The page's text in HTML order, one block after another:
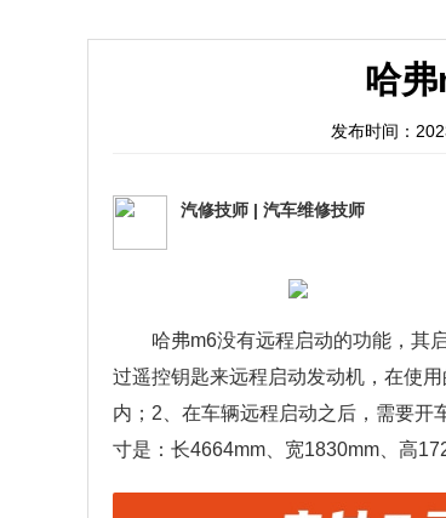
哈
发布时间：
汽修技师 | 汽车维修技师
哈弗m6没有远程启动的功能，其
过遥控钥匙来远程启动发动机，在使
内；2、在车辆远程启动之后，需要开
寸是：长4664mm、宽1830mm、高